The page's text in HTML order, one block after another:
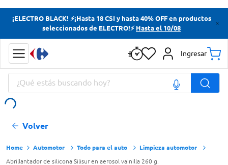
¡ELECTRO BLACK! ⚡¡Hasta 18 CSI y hasta 40% OFF en productos
seleccionados de ELECTRO!⚡ Hasta el 10/08
Ingresar
¿Qué estás buscando hoy?
Volver
Automotor Todo para el auto Limpieza automotor
Abrillantador de silicona Silisur en aerosol vainilla 260 g.
Términos más buscados
Yerba
Cerveza
Papas Fritas
Términos más buscados
Cerveza
Papas Fritas
Doves